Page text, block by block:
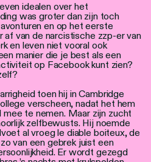
idealen over het
was groter dan zijn toch
en op het eerste
van de narcistische zzp-er van
en leven niet vooral ook
manier die je best als een
op Facebook kunt zien?
toen hij in Cambridge
verscheen, nadat het hem
te nemen. Maar zijn zucht
zelfbewusts. Hij noemde
al vroeg le diable boiteux, de
van een gebrek juist een
Er wordt gezegd